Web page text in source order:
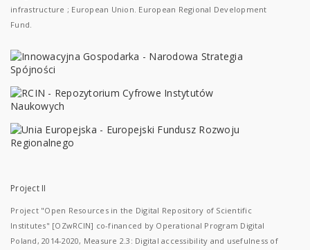
infrastructure ; European Union. European Regional Development
Fund.
Project II
Project "Open Resources in the Digital Repository of Scientific
Institutes" [OZwRCIN] co-financed by Operational Program Digital
Poland, 2014-2020, Measure 2.3: Digital accessibility and usefulness of